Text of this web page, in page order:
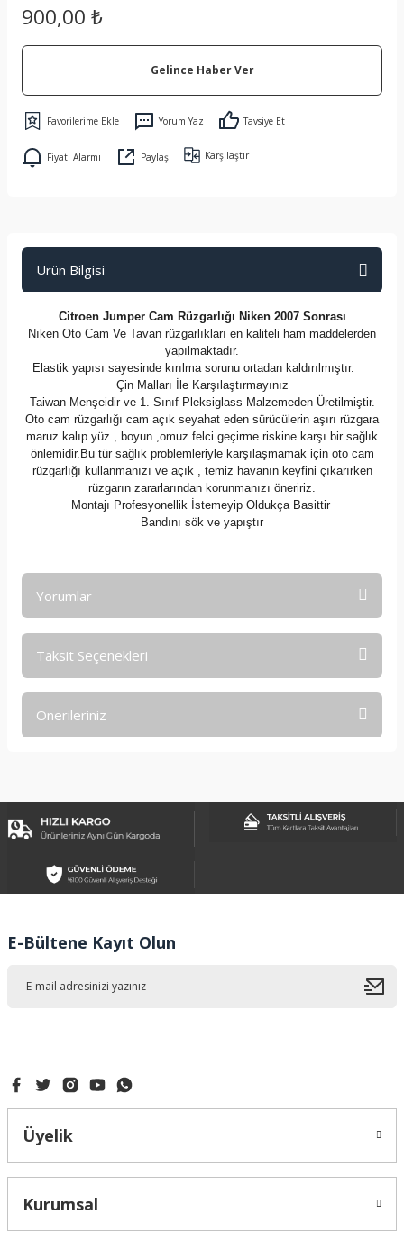
900,00 ₺
Gelince Haber Ver
Yorum Yaz Tavsiye Et
Fiyatı Alarmı Paylaş Karşılaştır
Ürün Bilgisi
Citroen Jumper Cam Rüzgarlığı Niken 2007 Sonrası
Nıken Oto Cam Ve Tavan rüzgarlıkları en kaliteli ham maddelerden
yapılmaktadır.
Elastik yapısı sayesinde kırılma sorunu ortadan kaldırılmıştır.
Çin Malları İle Karşılaştırmayınız
Taiwan Menşeidir ve 1. Sınıf Pleksiglass Malzemeden Üretilmiştir.
Oto cam rüzgarlığı cam açık seyahat eden sürücülerin aşırı rüzgara
maruz kalıp yüz , boyun ,omuz felci geçirme riskine karşı bir sağlık
önlemidir.Bu tür sağlık problemleriyle karşılaşmamak için oto cam
rüzgarlığı kullanmanızı ve açık , temiz havanın keyfini çıkarırken
rüzgarın zararlarından korunmanızı öneririz.
Montajı Profesyonellik İstemeyip Oldukça Basittir
Bandını sök ve yapıştır
Yorumlar
Taksit Seçenekleri
Önerileriniz
Görüş ve önerileriniz için teşekkür ederiz.
Ürün açıklamasında eksik bilgiler bulunuyor.
Ürün fiyatı diğer sitelerden daha pahalı.
E-Bültene Kayıt Olun
Üyelik
Kurumsal